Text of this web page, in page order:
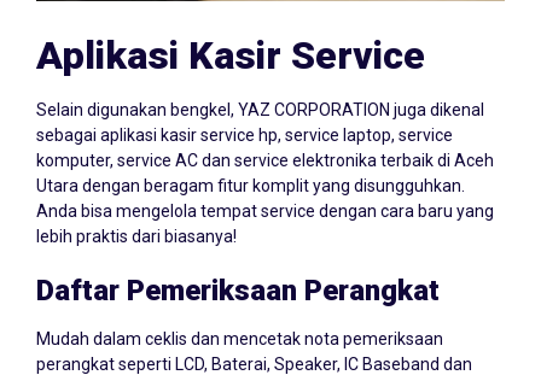
Aplikasi Kasir Service
Selain digunakan bengkel, YAZ CORPORATION juga dikenal
sebagai aplikasi kasir service hp, service laptop, service
komputer, service AC dan service elektronika terbaik di Aceh
Utara dengan beragam fitur komplit yang disungguhkan.
Anda bisa mengelola tempat service dengan cara baru yang
lebih praktis dari biasanya!
Daftar Pemeriksaan Perangkat
Mudah dalam ceklis dan mencetak nota pemeriksaan
perangkat seperti LCD, Baterai, Speaker, IC Baseband dan